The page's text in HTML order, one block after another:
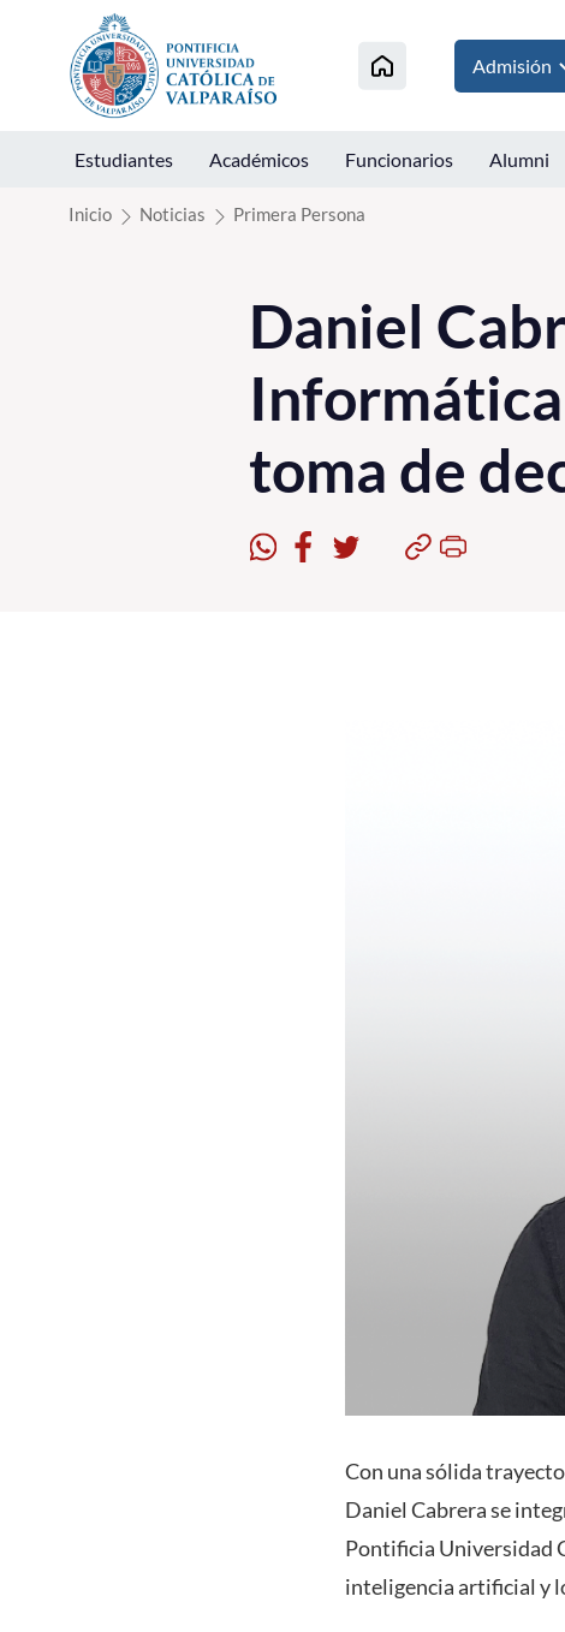
Click acá para ir directamente al contenido
Admisión
Estudiantes Académicos Funcionarios Alumni
Inicio Noticias Primera Persona
Daniel
toma de
Con una sólida
Daniel Cabrera se
Pontificia Universidad
inteligencia artificial y